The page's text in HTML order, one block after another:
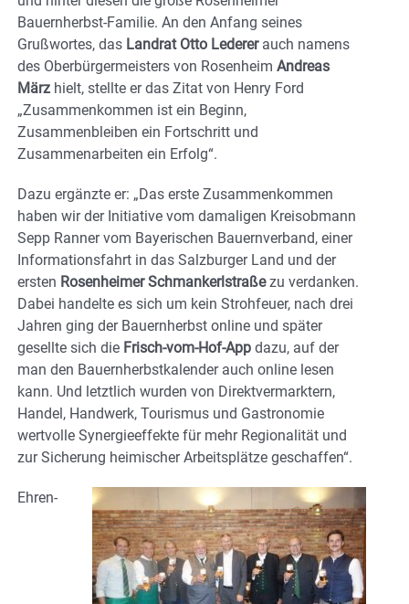
Bauernherbst-Familie. An den Anfang seines
Grußwortes, das Landrat Otto Ledererauch namens
des Oberbürgermeisters von Rosenheim Andreas
März hielt, stellte er das Zitat von Henry Ford
„Zusammenkommen ist ein Beginn,
Zusammenbleiben ein Fortschritt und
Zusammenarbeiten ein Erfolg“.
Dazu ergänzte er: „Das erste Zusammenkommen
haben wir der Initiative vom damaligen Kreisobmann
Sepp Ranner vom Bayerischen Bauernverband, einer
Informationsfahrt in das Salzburger Land und der
ersten Rosenheimer Schmankerlstraßezu verdanken.
Dabei handelte es sich um kein Strohfeuer, nach drei
Jahren ging der Bauernherbst online und später
gesellte sich die Frisch-vom-Hof-App dazu, auf der
man den Bauernherbstkalender auch online lesen
kann. Und letztlich wurden von Direktvermarktern,
Handel, Handwerk, Tourismus und Gastronomie
wertvolle Synergieeffekte für mehr Regionalität und
zur Sicherung heimischer Arbeitsplätze geschaffen“.
Ehren-